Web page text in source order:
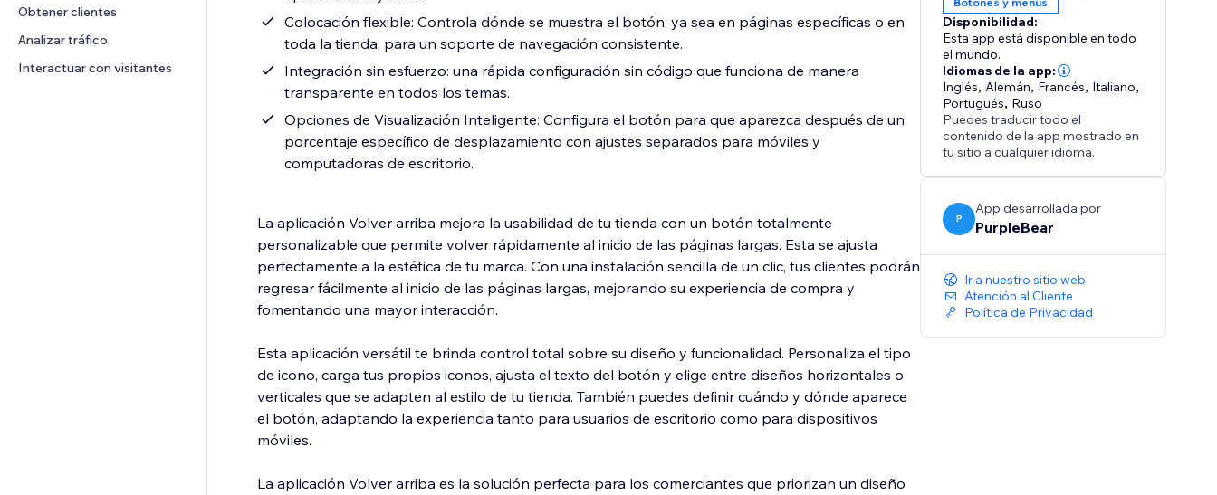
Obtener clientes
Analizar tráfico
Interactuar con visitantes
Colocación flexible: Controla dónde se muestra el botón, ya sea en páginas específicas o en
toda la tienda, para un soporte de navegación consistente.
Integración sin esfuerzo: una rápida configuración sin código que funciona de manera
transparente en todos los temas.
Opciones de Visualización Inteligente: Configura el botón para que aparezca después de un
porcentaje específico de desplazamiento con ajustes separados para móviles y
computadoras de escritorio.
La aplicación Volver arriba mejora la usabilidad de tu tienda con un botón totalmente
personalizable que permite volver rápidamente al inicio de las páginas largas. Esta se ajusta
perfectamente a la estética de tu marca. Con una instalación sencilla de un clic, tus clientes podrán
regresar fácilmente al inicio de las páginas largas, mejorando su experiencia de compra y
fomentando una mayor interacción.
Esta aplicación versátil te brinda control total sobre su diseño y funcionalidad. Personaliza el tipo
de icono, carga tus propios iconos, ajusta el texto del botón y elige entre diseños horizontales o
verticales que se adapten al estilo de tu tienda. También puedes definir cuándo y dónde aparece
el botón, adaptando la experiencia tanto para usuarios de escritorio como para dispositivos
móviles.
La aplicación Volver arriba es la solución perfecta para los comerciantes que priorizan un diseño
Disponibilidad:
Esta app está disponible en todo
el mundo.
Idiomas de la app:
Inglés, Alemán, Francés, Italiano,
Portugués, Ruso
Puedes traducir todo el
contenido de la app mostrado en
tu sitio a cualquier idioma.
P
App desarrollada por
PurpleBear
Ir a nuestro sitio web
Atención al Cliente
Política de Privacidad